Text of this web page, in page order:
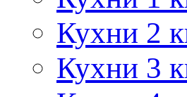
Кухни 2
Кухни 3